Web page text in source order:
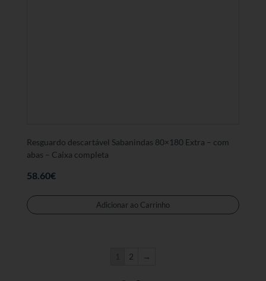
Resguardo descartável Sabanindas 80×180 Extra – com
abas – Caixa completa
58.60€
Adicionar ao Carrinho
2 →